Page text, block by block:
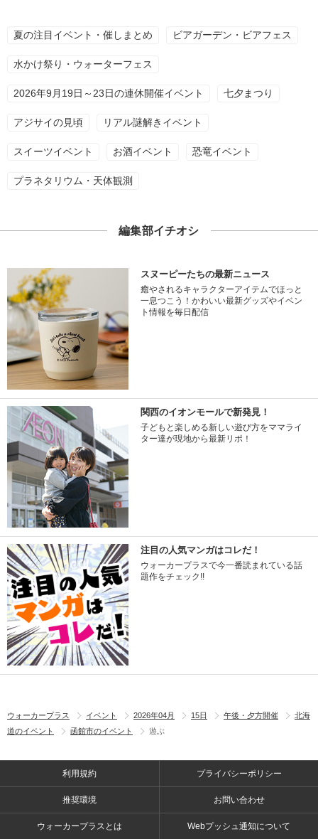
夏の注目イベント・催しまとめ ビアガーデン・ビアフェス
水かけ祭り・ウォーターフェス
2026年9月19日～23日の連休開催イベント 七夕まつり
アジサイの見頃 リアル謎解きイベント
スイーツイベント お酒イベント 恐竜イベント
プラネタリウム・天体観測
編集部イチオシ
スヌーピーたちの最新ニュース
癒やされるキャラクターアイテムでほっと
一息つこう！かわいい最新グッズやイベン
ト情報を毎日配信
関西のイオンモールで新発見！
子どもと楽しめる新しい遊び方をママライ
ター達が現地から最新リポ！
注目の人気マンガはコレだ！
ウォーカープラスで今一番読まれている話
題作をチェック!!
ウォーカープラス イベント 2026年04月 15日 午後・夕方開催
北海
道のイベント
函館市のイベント 遊ぶ
利用規約 プライバシーポリシー
推奨環境 お問い合わせ
ウォーカープラスとは Webプッシュ通知について